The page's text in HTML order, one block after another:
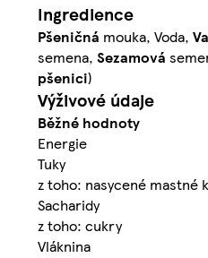
Ingredience
Pšeničná mouka, Voda,
semena, Sezamová
pšenici)
Výživové údaje
Běžné hodnoty
Energie
Tuky
z toho: nasycené mastné
Sacharidy
z toho: cukry
Vláknina